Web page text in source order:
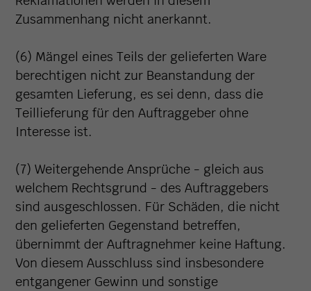
Zusammenhang nicht anerkannt.
(6) Mängel eines Teils der gelieferten Ware
berechtigen nicht zur Beanstandung der
gesamten Lieferung, es sei denn, dass die
Teillieferung für den Auftraggeber ohne
Interesse ist.
(7) Weitergehende Ansprüche - gleich aus
welchem Rechtsgrund - des Auftraggebers
sind ausgeschlossen. Für Schäden, die nicht
den gelieferten Gegenstand betreffen,
übernimmt der Auftragnehmer keine Haftung.
Von diesem Ausschluss sind insbesondere
entgangener Gewinn und sonstige